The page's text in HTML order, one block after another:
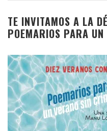
TE INVITAMOS A LA
POEMARIOS PARA